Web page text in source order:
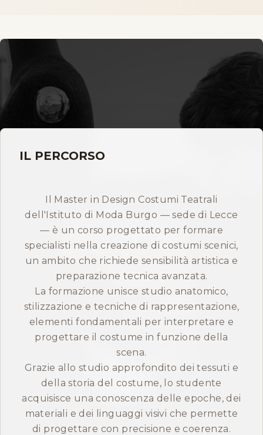
Certificazioni
IMB nel mondo
INFO
Contatti
Open Day
Prenota consulenza gratuita
ENGLISH
IL PERCORSO
Il Master in Design Costumi Teatrali
dell'Istituto di Moda Burgo — sede di Lecce
— è un corso progettato per formare
specialisti nella creazione di costumi scenici,
un ambito che richiede sensibilità artistica e
preparazione tecnica avanzata.
La formazione unisce studio anatomico,
stilizzazione e tecniche di rappresentazione,
elementi fondamentali per interpretare e
progettare il costume in funzione della
scena.
Grazie allo studio approfondito dei tessuti e
della storia del costume, lo studente
acquisisce una conoscenza delle epoche, dei
materiali e dei linguaggi visivi che permette
di progettare con precisione e coerenza.